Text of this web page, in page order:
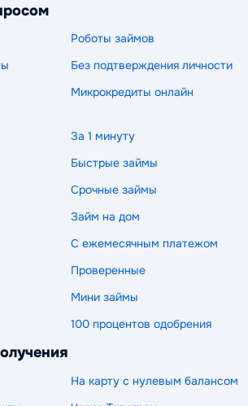
Роботы займов
Без подтверждения личности
Микрокредиты онлайн
За 1 минуту
Быстрые займы
Срочные займы
Займ на дом
С ежемесячным платежом
Проверенные
Мини займы
100 процентов одобрения
На карту с нулевым балансом